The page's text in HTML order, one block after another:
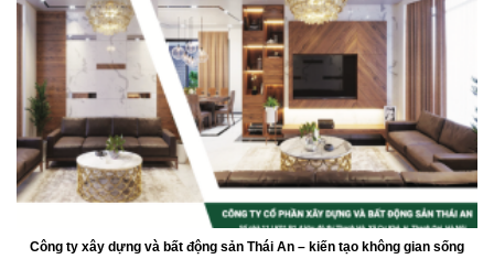
Công ty xây dựng và bất động sản Thái An – kiến tạo không gian sống